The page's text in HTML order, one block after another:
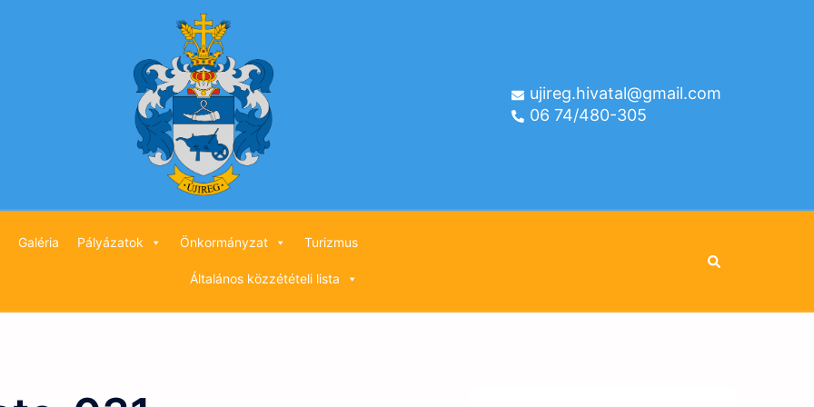
ujireg.hivatal@gmail.com
06 74/480-305
Galéria Pályázatok Önkormányzat Turizmus
Általános közzétételi lista
Search